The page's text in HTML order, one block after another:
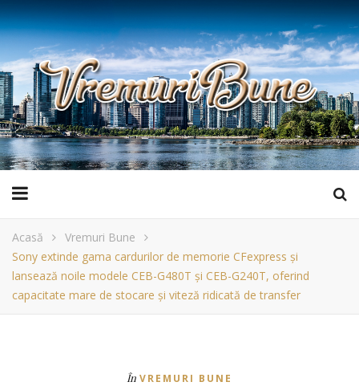
Acasă
Vremuri Bune
Sony extinde gama cardurilor de memorie CFexpress și
lansează noile modele CEB-G480T și CEB-G240T, oferind
capacitate mare de stocare și viteză ridicată de transfer
În VREMURI BUNE